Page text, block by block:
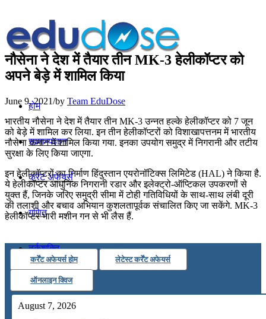
होम
सामान्यज्ञान
करेंट अफेयर्स
गणित
तर्कशक्ति
कंप्यूटर
नौसेना ने देश में तैयार तीन MK-3 हेलीकॉप्टर को
अपने बेड़े में शामिल किया
June 9, 2021/by Team EduDose
भारतीय नौसेना ने देश में तैयार तीन MK-3 उन्नत हल्के हेलीकॉप्टर को 7 जून
को बेड़े में शामिल कर लिया. इन तीन हेलीकॉप्टरों को विशाखापत्तनम में भारतीय
नौसेना कमान में शामिल किया गया. इनका उपयोग समुद्र में निगरानी और तटीय
सुरक्षा के लिए किया जाएगा.
इन हेलीकॉप्टरों का निर्माण हिंदुस्तान एयरोनॉटिक्स लिमिटेड (HAL) ने किया है.
ये हेलीकॉप्टर आधुनिक निगरानी रडार और इलेक्ट्रो-ऑप्टिकल उपकरणों से
युक्त हैं, जिनके जरिए समुद्री सीमा में टोही गतिविधियों के साथ-साथ लंबी दूरी
की तलाशी और बचाव अभियान कुशलतापूर्वक संचालित किए जा सकेंगे. MK-3
हेलीकॉप्टर भारी मशीन गन से भी लैस हैं.
कर्रेंट अफेयर्स होम लेटेस्ट कर्रेंट अफेयर्स
ऑनलाइन क्विज
August 7, 2026